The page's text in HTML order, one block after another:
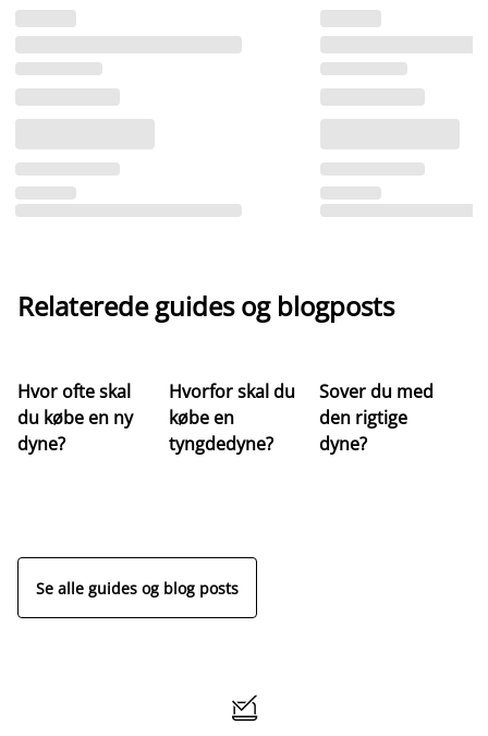
Relaterede guides og blogposts
Hvor ofte skal
du købe en ny
dyne?
Hvorfor skal du
købe en
tyngdedyne?
Sover du med
den rigtige
dyne?
Se alle guides og blog posts
